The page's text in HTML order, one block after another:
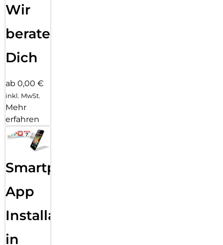
Wir
beraten
Dich
ab 0,00 €
inkl. MwSt.
Mehr
erfahren
Smartphone
App
Installation
in